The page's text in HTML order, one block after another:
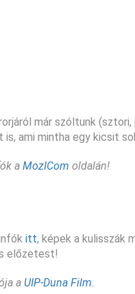
már szóltunk
ami mintha egy kicsit
a MozICom oldalán!
itt, képek a kulisszák
előzetest!
a UIP-Duna Film.